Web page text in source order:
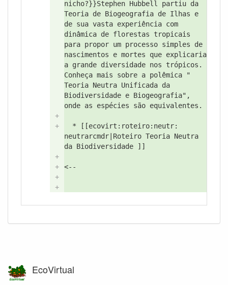
nicho?}}Stephen Hubbell partiu da
Teoria de Biogeografia de Ilhas e
de sua vasta experiência com
dinâmica de florestas tropicais
para propor um processo simples de
nascimentos e mortes que explicaria
a grande diversidade nos trópicos.
Conheça mais sobre a polêmica "
Teoria Neutra Unificada da
Biodiversidade e Biogeografia",
onde as espécies são equivalentes.
+
+
* [[ecovirt: roteiro: neutr:
neutrarcmdr|Roteiro Teoria Neutra
da Biodiversidade ]]
+
+
<--
+
+
EcoVirtual